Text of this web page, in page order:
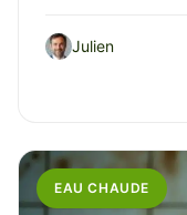
Julien
EAU CHAUDE